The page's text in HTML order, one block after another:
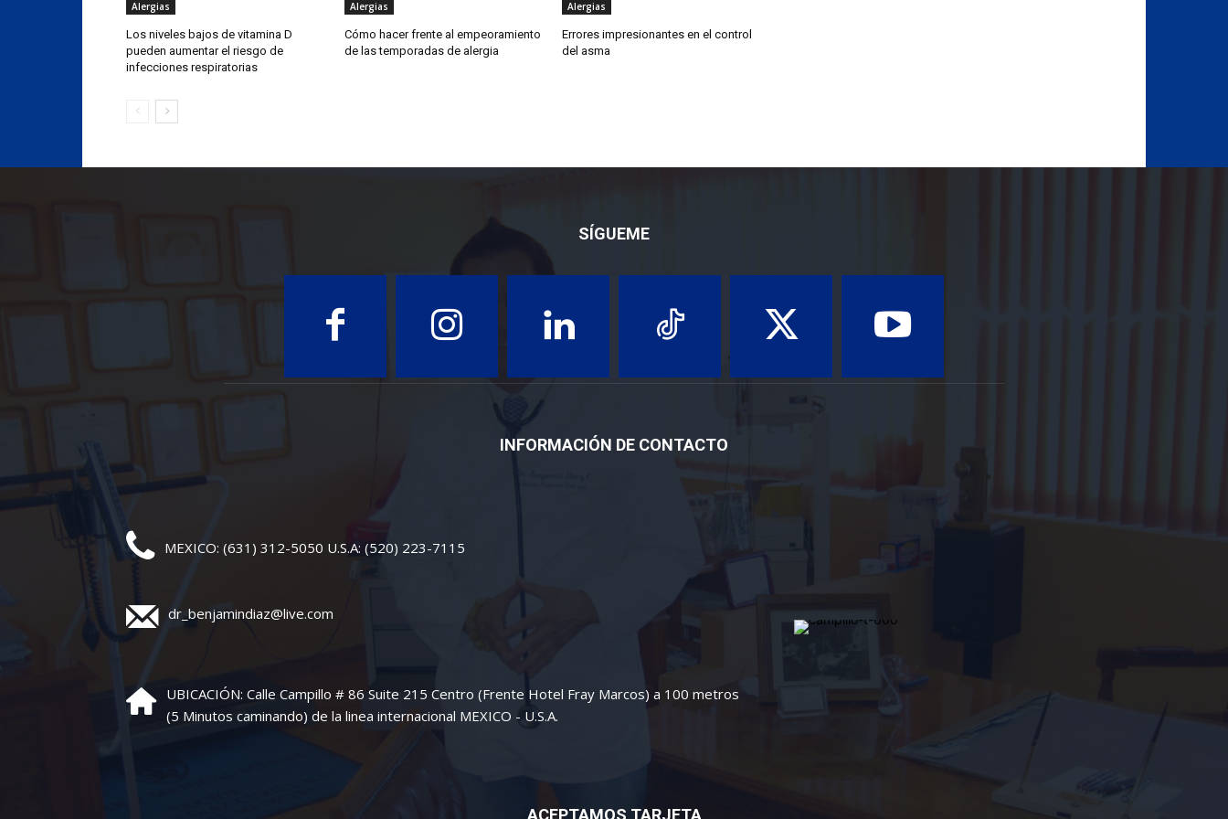
Alergias
Los niveles bajos de vitamina D
pueden aumentar el riesgo de
infecciones respiratorias
Alergias
Cómo hacer frente al empeoramiento
de las temporadas de alergia
Alergias
Errores impresionantes en el control
del asma
SÍGUEME
INFORMACIÓN DE CONTACTO
MEXICO: (631) 312-5050 U.S.A: (520) 223-7115
dr_benjamindiaz@live.com
UBICACIÓN: Calle Campillo # 86 Suite 215 Centro (Frente Hotel Fray Marcos) a 100 metros
(5 Minutos caminando) de la linea internacional MEXICO - U.S.A.
ACEPTAMOS TARJETA